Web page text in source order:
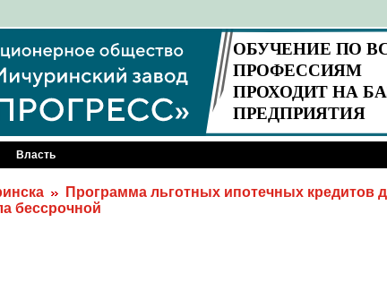
Власть
Программа льготных ипотечных кредитов
бессрочной